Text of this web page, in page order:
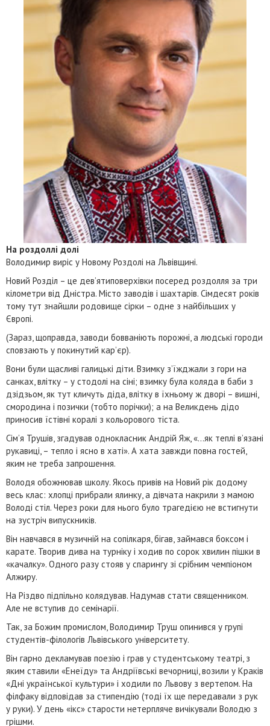
На роздоллі долі
Володимир виріс у Новому Роздолі на Львівщині.
Новий Розділ – це дев’ятиповерхівки посеред роздолля за три
кілометри від Дністра. Місто заводів і шахтарів. Сімдесят років
тому тут знайшли родовище сірки – одне з найбільших у
Європі.
(Зараз, щоправда, заводи бовваніють порожні, а людські городи
сповзають у покинутий кар’єр).
Вони були щасливі галицькі діти. Взимку з’їжджали з гори на
санках, влітку – у стодолі на сіні; взимку була коляда в баби з
дзідзьом, як тут кличуть діда, влітку в їхньому ж дворі – вишні,
смородина і позички (тобто порічки); а на Великдень дідо
приносив їстівні коралі з кольорового тіста.
Сім’я Трушів, згадував однокласник Андрій Яж, «…як теплі в’язані
рукавиці, – тепло і ясно в хаті». А хата завжди повна гостей,
яким не треба запрошення.
Володя обожнював школу. Якось привів на Новий рік додому
весь клас: хлопці прибрали ялинку, а дівчата накрили з мамою
Володі стіл. Через роки для нього було трагедією не встигнути
на зустріч випускників.
Він навчався в музичній на сопілкаря, бігав, займався боксом і
карате. Творив дива на турніку і ходив по сорок хвилин пішки в
«качалку». Одного разу стояв у спарингу зі срібним чемпіоном
Алжиру.
На Різдво підпільно колядував. Надумав стати священником.
Але не вступив до семінарії.
Так, за Божим промислом, Володимир Труш опинився у групі
студентів-філологів Львівського університету.
Він гарно декламував поезію і грав у студентському театрі, з
яким ставили «Енеїду» та Андріївські вечорниці, возили у Краків
«Дні української культури» і ходили по Львову з вертепом. На
філфаку відповідав за стипендію (тоді їх ще передавали з рук
у руки). У день «ікс» старости нетерпляче вичікували Володю з
грішми.